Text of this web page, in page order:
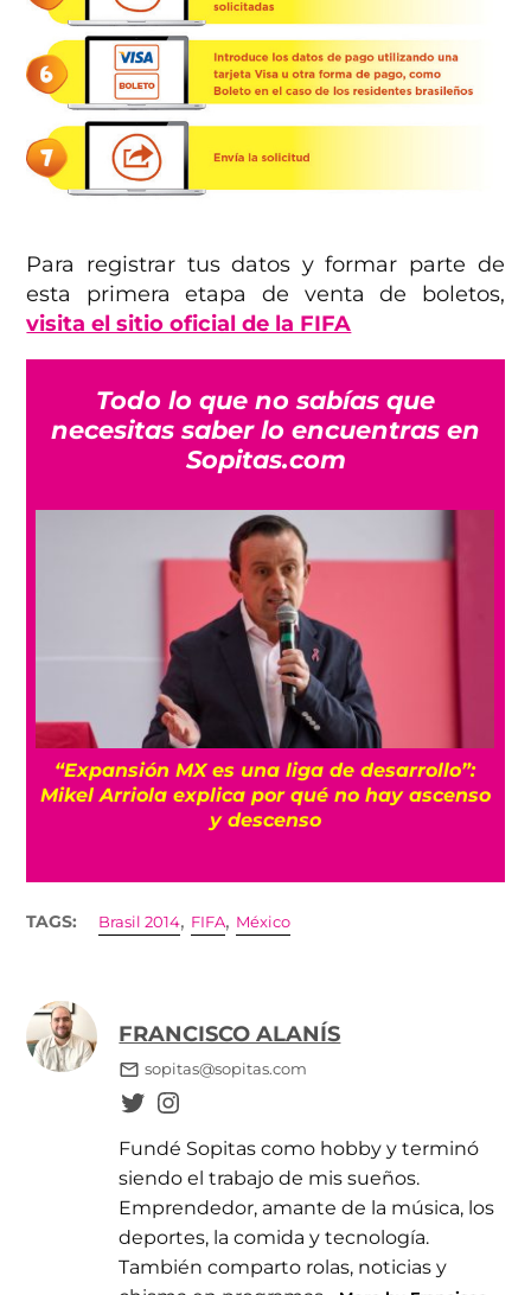
Para registrar tus datos y formar parte de
esta primera etapa de venta de boletos,
visita el sitio oficial de la FIFA
Todo lo que no sabías que
necesitas saber lo encuentras en
Sopitas.com
“Expansión MX es una liga de desarrollo”:
Mikel Arriola explica por qué no hay ascenso
y descenso
TAGS: Brasil 2014, FIFA, México
FRANCISCO ALANÍS
sopitas@sopitas.com
Fundé Sopitas como hobby y terminó
siendo el trabajo de mis sueños.
Emprendedor, amante de la música, los
deportes, la comida y tecnología.
También comparto rolas, noticias y